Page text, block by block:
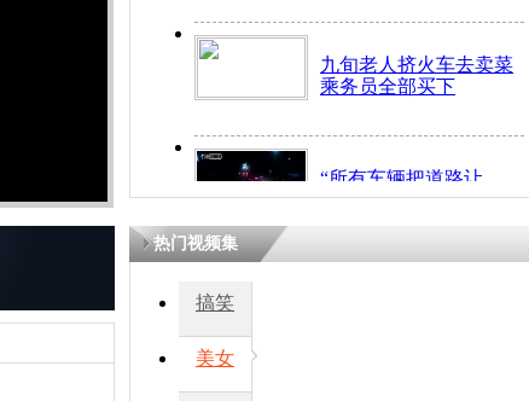
九旬老人挤火车去卖菜
乘务员全部买下
“所有车辆把道路让
开！”儿童突发疾病交
热门视频集
搞笑
美女